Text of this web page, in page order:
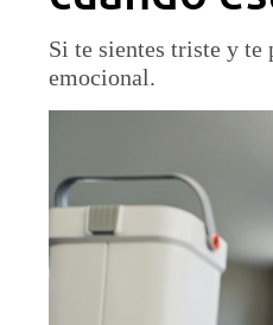
Si te sientes triste y te
emocional.